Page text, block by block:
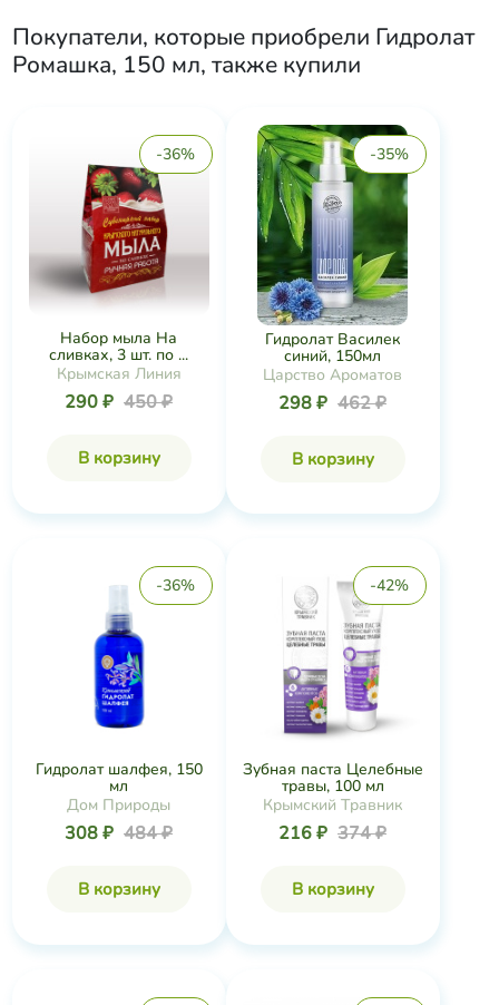
Покупатели, которые приобрели Гидролат
Ромашка, 150 мл, также купили
-36%
Набор мыла На
сливках, 3 шт. по ...
Крымская Линия
290 ₽ 450 ₽
В корзину
-35%
Гидролат Василек
синий, 150мл
Царство Ароматов
298 ₽ 462 ₽
В корзину
-36%
Гидролат шалфея, 150
мл
Дом Природы
308 ₽ 484 ₽
В корзину
-42%
Зубная паста Целебные
травы, 100 мл
Крымский Травник
216 ₽ 374 ₽
В корзину